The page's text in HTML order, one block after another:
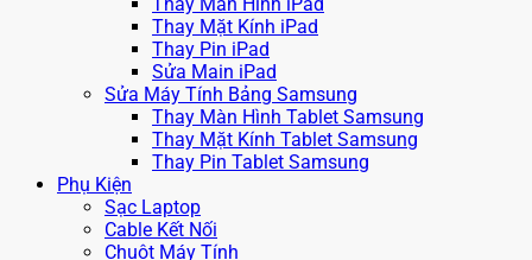
Thay Màn Hình iPad
Thay Mặt Kính iPad
Thay Pin iPad
Sửa Main iPad
Sửa Máy Tính Bảng Samsung
Thay Màn Hình Tablet Samsung
Thay Mặt Kính Tablet Samsung
Thay Pin Tablet Samsung
Phụ Kiện
Sạc Laptop
Cable Kết Nối
Chuột Máy Tính